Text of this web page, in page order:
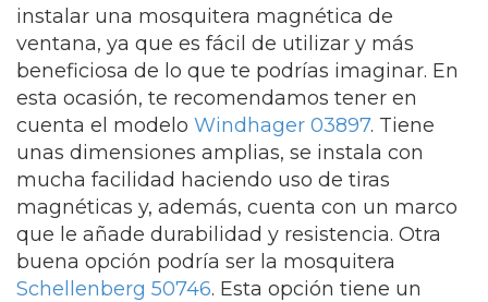
instalar una mosquitera magnética de
ventana, ya que es fácil de utilizar y más
beneficiosa de lo que te podrías imaginar. En
esta ocasión, te recomendamos tener en
cuenta el modelo Windhager 03897. Tiene
unas dimensiones amplias, se instala con
mucha facilidad haciendo uso de tiras
magnéticas y, además, cuenta con un marco
que le añade durabilidad y resistencia. Otra
buena opción podría ser la mosquitera
Schellenberg 50746. Esta opción tiene un